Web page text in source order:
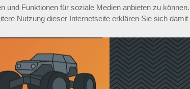
und Funktionen für soziale Medien anbieten zu können.
Nutzung dieser Internetseite erklären Sie sich damit